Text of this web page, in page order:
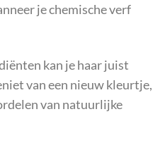
je chemische verf
kan je haar juist
van een nieuw kleurtje,
van natuurlijke